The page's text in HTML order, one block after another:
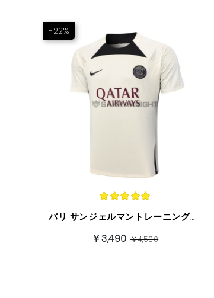
-22%
パリ サンジェルマントレーニングシャツ半袖 23/24 ベージュ+ブラック
￥3,490￥4,500